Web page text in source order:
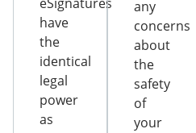
have
the
identical
legal
power
as
any
concerns
about
the
safety
of
your